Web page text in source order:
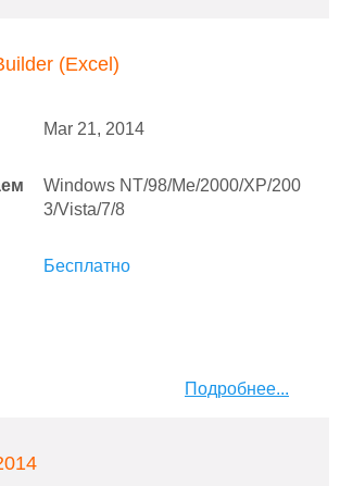
(Excel)
Mar 21, 2014
Windows NT/98/Me/2000/XP/200
3/Vista/7/8
Бесплатно
Подробнее...